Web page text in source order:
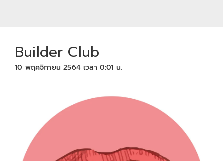
Builder Club
10 พฤศจิกายน 2564 เวลา 0:01 น.